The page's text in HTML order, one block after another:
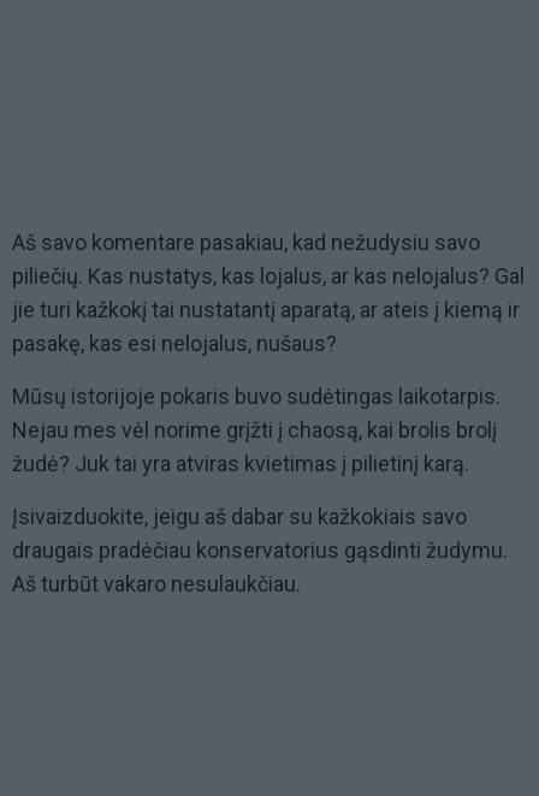
Aš savo komentare pasakiau, kad nežudysiu savo
piliečių. Kas nustatys, kas lojalus, ar kas nelojalus? Gal
jie turi kažkokį tai nustatantį aparatą, ar ateis į kiemą ir
pasakę, kas esi nelojalus, nušaus?
Mūsų istorijoje pokaris buvo sudėtingas laikotarpis.
Nejau mes vėl norime grįžti į chaosą, kai brolis brolį
žudė? Juk tai yra atviras kvietimas į pilietinį karą.
Įsivaizduokite, jeigu aš dabar su kažkokiais savo
draugais pradėčiau konservatorius gąsdinti žudymu.
Aš turbūt vakaro nesulaukčiau.